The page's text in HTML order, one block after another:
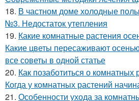
18. В частном доме холодные
№3. Недостаток утепления
19. Какие комнатные растения
Какие цветы пересаживают
все советы в одной статье
20. Как позаботиться о комнатных
Когда у комнатных растений
21. Особенности ухода за